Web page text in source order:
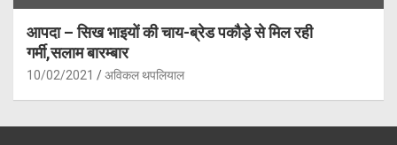
आपदा – सिख भाइयों की चाय-ब्रेड पकौड़े से मिल रही
गर्मी,सलाम बारम्बार
10/02/2021 अविकल थपलियाल